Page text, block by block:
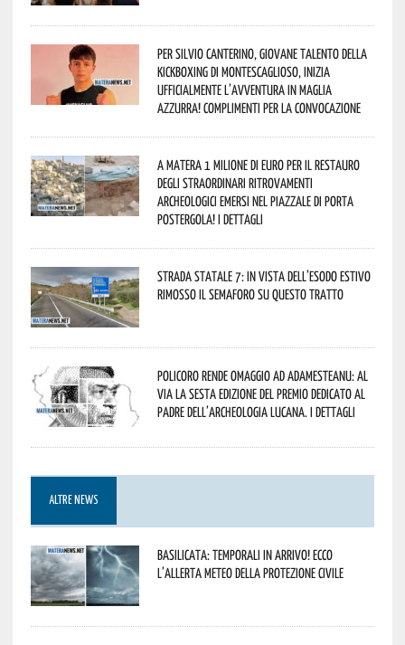
Per Silvio Canterino, giovane talento della
kickboxing di Montescaglioso, inizia
ufficialmente l’avventura in maglia
azzurra! Complimenti per la convocazione
A Matera 1 milione di euro per il restauro
degli straordinari ritrovamenti
archeologici emersi nel piazzale di Porta
Postergola! I dettagli
Strada statale 7: in vista dell’esodo estivo
rimosso il semaforo su questo tratto
Policoro rende omaggio ad Adamesteanu: al
via la sesta edizione del Premio dedicato al
padre dell’archeologia lucana. I dettagli
ALTRE NEWS
Basilicata: temporali in arrivo! Ecco
l’allerta meteo della Protezione civile